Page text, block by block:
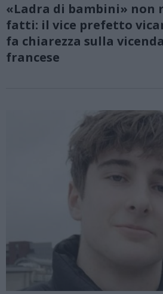
«Ladra di bambini» non
fatti: il vice prefetto
fa chiarezza sulla
francese